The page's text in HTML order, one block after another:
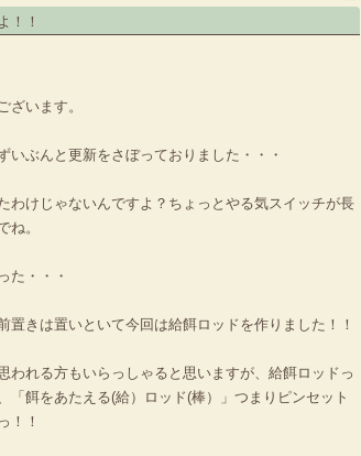
！！
ざいます。
いぶんと更新をさぼっておりました・・・
わけじゃないんですよ？ちょっとやる気スイッチが長
ね。
た・・・
置きは置いといて今回は給餌ロッドを作りました！！
われる方もいらっしゃると思いますが、給餌ロッドっ
「餌をあたえる(給）ロッド(棒）」つまりピンセット
！！